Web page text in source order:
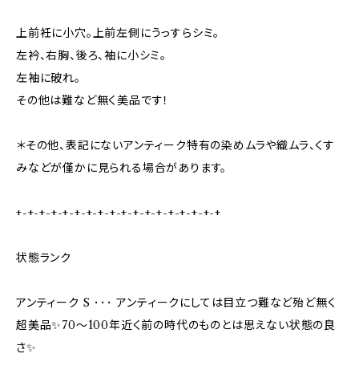
上前衽に小穴。上前左側にうっすらシミ。
左衿、右胸、後ろ、袖に小シミ。
左袖に破れ。
その他は難など無く美品です！
＊その他、表記にないアンティーク特有の染めムラや織ムラ、くす
みなどが僅かに見られる場合があります。
+-+-+-+-+-+-+-+-+-+-+-+-+-+-+-+-+-+
状態ランク
アンティーク S ･･･ アンティークにしては目立つ難など殆ど無く
超美品✨70〜100年近く前の時代のものとは思えない状態の良
さ✨